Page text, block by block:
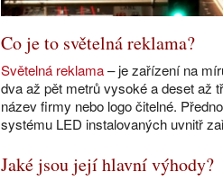
Co je to světelná reklama?
Světelná reklama– je zařízení na
dva až pět metrů vysoké a deset až
název firmy nebo logo čitelné.
systému LED instalovaných uvnitř
Jaké jsou její hlavní výhody?